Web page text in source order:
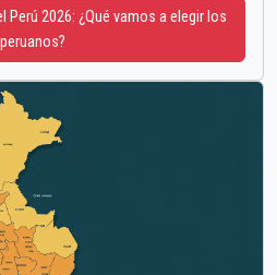
Perú 2026: ¿Qué vamos a elegir los
peruanos?